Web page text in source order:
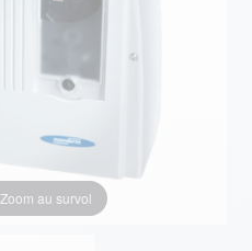
Zoom au survol